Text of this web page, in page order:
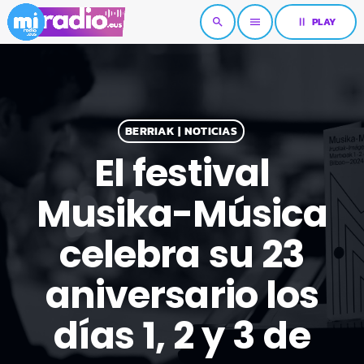
search menu pause PLAY
BERRIAK | NOTICIAS
El festival
Musika-Música
celebra su 23
aniversario los
días 1, 2 y 3 de